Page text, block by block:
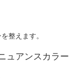
整えます。
ュアンスカラー